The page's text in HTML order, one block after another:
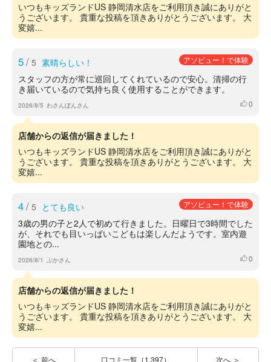
いつもキッズランドUS 静岡清水店をご利用頂き誠にありがと
うございます。 貴重な投稿を頂きありがとうございます。 大
変嬉...
5/ 5 素晴らしい！ アソビュー！で体験
スタッフの方が常に巡回してくれているので安心。清掃の行
き届いているので気持ち良く使用することができます。
2026/8/5 わさんぼんさん いいね
0
店舗からの返信が届きました！
いつもキッズランドUS 静岡清水店をご利用頂き誠にありがと
うございます。 貴重な投稿を頂きありがとうございます。 大
変嬉...
4/ 5 とても良い アソビュー！で体験
3歳の男の子と2人で初めて行きました。日曜日で3時間でした
が、それでも目いっぱいこどもは楽しんだようです。室内遊
園地との...
2026/8/1 ぷかさん いいね
0
店舗からの返信が届きました！
いつもキッズランドUS 静岡清水店をご利用頂き誠にありがと
うございます。 貴重な投稿を頂きありがとうございます。 大
変嬉...
前へ 口コミ一覧（1,397） 次へ